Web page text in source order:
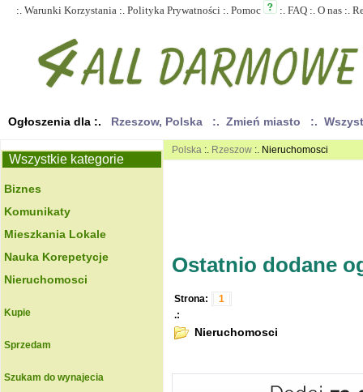
:. Warunki Korzystania :. Polityka Prywatności :. Pomoc :. FAQ :. O nas :.
Ogłoszenia dla :. Rzeszow, Polska :. Zmień miasto :.
Wszystkie kategorie
Biznes
Komunikaty
Mieszkania Lokale
Nauka Korepetycje
Nieruchomosci
Kupie
Sprzedam
Szukam do wynajecia
Polska :. Rzeszow :. Nieruchomosci
Ostatnio dodane
Strona:
1
.:
Nieruchomosci